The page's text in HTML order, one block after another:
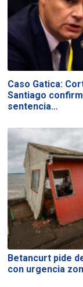
Caso Gatica:
Santiago
sentencia…
Betancurt pide
con urgencia